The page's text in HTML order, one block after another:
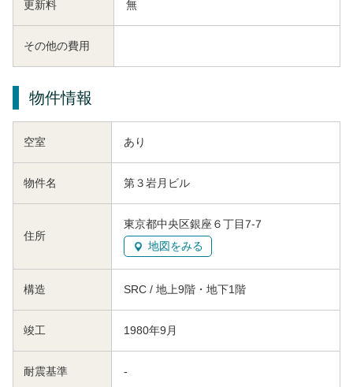
更新料 無
その他の費用
物件情報
空室 あり
物件名 第３岩月ビル
住所
東京都中央区銀座６丁目7-7
地図をみる
構造 SRC / 地上9階・地下1階
竣工 1980年9月
耐震基準 -